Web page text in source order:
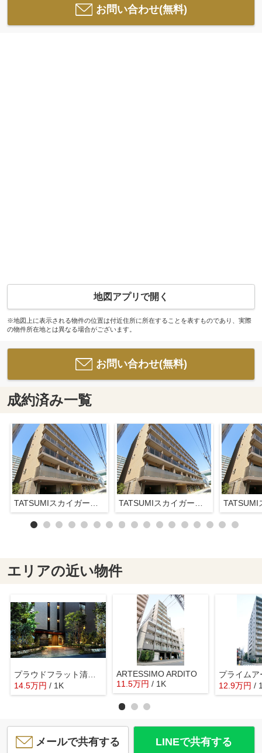
お問い合わせ(無料)
地図アプリで開く
※地図上に表示される物件の位置は付近住所に所在することを表すものであり、実際
の物件所在地とは異なる場合がございます。
お問い合わせ(無料)
成約済み一覧
TATSUMIスカイガーデンテラス TATSUMIスカイガーデンテラス
エリアの近い物件
プラウドフラット清澄通り
14.5万円 / 1K
ARTESSIMO ARDITO
11.5万円 / 1K 12.9万円 /
メールで共有する LINEで共有する